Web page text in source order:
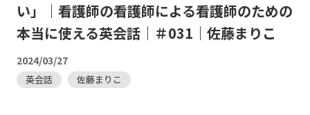
い」｜看護師の看護師による看護師のための
本当に使える英会話｜＃031｜佐藤まりこ
2024/03/27
英会話 佐藤まりこ